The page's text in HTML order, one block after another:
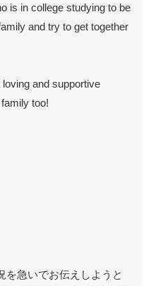
is in college studying to be
and try to get together
and supportive
too!
を急いでお伝えしようと